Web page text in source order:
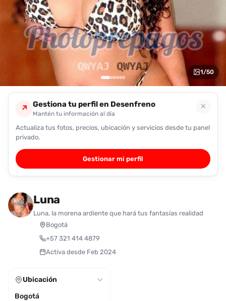
encontrarlas
fácilmente.
Entendido
1/50
↗ Gestiona tu perfil en Desenfreno
Mantén tu información al día
✕
Actualiza tus fotos, precios, ubicación y servicios desde tu panel
privado.
Gestionar mi perfil
Luna
Luna, la morena ardiente que hará tus fantasías realidad
Bogotá
+57 321 414 4879
Activa desde Feb 2024
Ubicación
Bogotá